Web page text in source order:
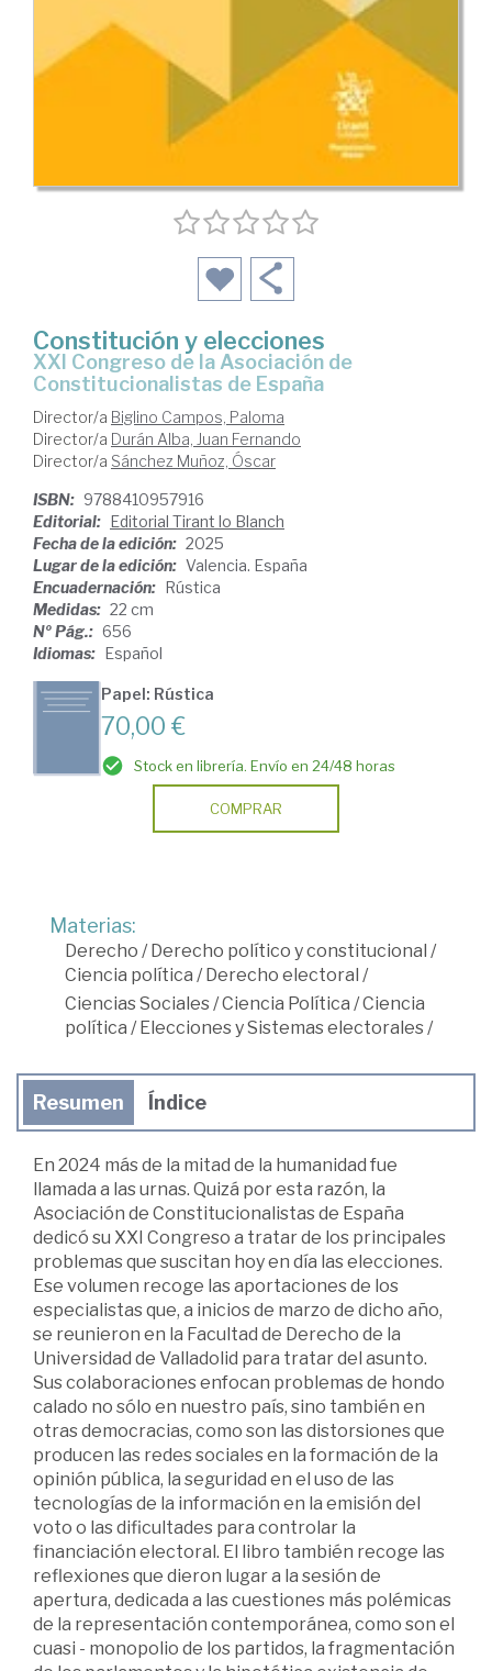
Constitución y elecciones
XXI Congreso de la Asociación de
Constitucionalistas de España
Director/a Biglino Campos, Paloma
Director/a Durán Alba, Juan Fernando
Director/a Sánchez Muñoz, Óscar
ISBN: 9788410957916
Editorial: Editorial Tirant lo Blanch
Fecha de la edición: 2025
Lugar de la edición: Valencia. España
Encuadernación: Rústica
Medidas: 22 cm
Nº Pág.: 656
Idiomas: Español
Papel: Rústica
70,00 €
Stock en librería. Envío en 24/48 horas
COMPRAR
Materias:
Derecho / Derecho político y constitucional /
Ciencia política / Derecho electoral /
Ciencias Sociales/Ciencia Política /Ciencia
política / Elecciones y Sistemas electorales/
Resumen Índice
En 2024 más de la mitad de la humanidad fue
llamada a las urnas. Quizá por esta razón, la
Asociación de Constitucionalistas de España
dedicó su XXI Congreso a tratar de los principales
problemas que suscitan hoy en día las elecciones.
Ese volumen recoge las aportaciones de los
especialistas que, a inicios de marzo de dicho año,
se reunieron en la Facultad de Derecho de la
Universidad de Valladolid para tratar del asunto.
Sus colaboraciones enfocan problemas de hondo
calado no sólo en nuestro país, sino también en
otras democracias, como son las distorsiones que
producen las redes sociales en la formación de la
opinión pública, la seguridad en el uso de las
tecnologías de la información en la emisión del
voto o las dificultades para controlar la
financiación electoral. El libro también recoge las
reflexiones que dieron lugar a la sesión de
apertura, dedicada a las cuestiones más polémicas
de la representación contemporánea, como son el
cuasi - monopolio de los partidos, la fragmentación